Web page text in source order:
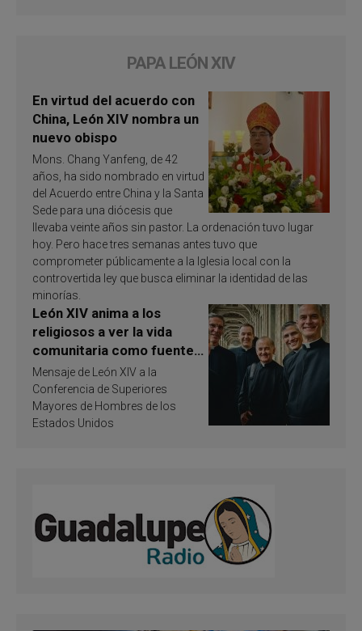
PAPA LEÓN XIV
En virtud del acuerdo con
China, León XIV nombra un
nuevo obispo
Mons. Chang Yanfeng, de 42
años, ha sido nombrado en virtud
del Acuerdo entre China y la Santa
Sede para una diócesis que
llevaba veinte años sin pastor. La ordenación tuvo lugar
hoy. Pero hace tres semanas antes tuvo que
comprometer públicamente a la Iglesia local con la
controvertida ley que busca eliminar la identidad de las
minorías.
León XIV anima a los
religiosos a ver la vida
comunitaria como fuente
de inspiración y
santificación
Mensaje de León XIV a la
Conferencia de Superiores
Mayores de Hombres de los
Estados Unidos